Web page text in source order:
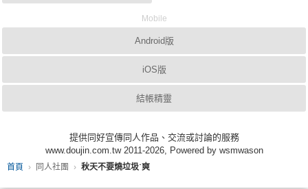
首頁 同人社團 秋天不要燒垃圾˙爽
Mobile
Android版
iOS版
結帳精靈
提供同好宣傳同人作品、交流或討論的服務
www.doujin.com.tw 2011-2026, Powered by wsmwason